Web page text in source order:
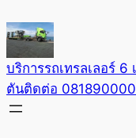
to
content
บริการรถเทรลเลอร์
ตันติดต่อ